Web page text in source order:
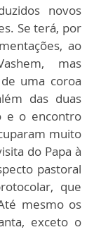
novos
Se terá, por
ao
mas
uma coroa
das duas
e o encontro
muito
do Papa à
pastoral
que
mesmo os
exceto o